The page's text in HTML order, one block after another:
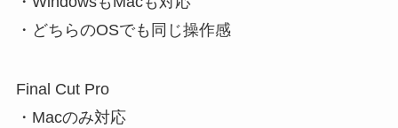
・どちらのOSでも同じ操作感
Final Cut Pro
・Macのみ対応